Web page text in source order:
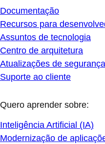
Documentação
Recursos para
Assuntos de tecnologia
Centro de arquitetura
Atualizações de segurança
Suporte ao cliente
Quero aprender sobre:
Inteligência Artificial (IA)
Modernização de